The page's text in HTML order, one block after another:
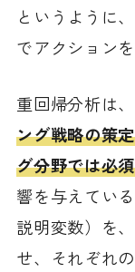
というように
でアクション
重回帰分析は
ング戦略の策
グ分野では必
響を与えてい
説明変数）を
せ、それぞれ